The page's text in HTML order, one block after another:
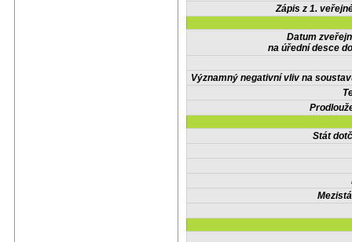
Zápis z 1.
Datum
na úřední desce
Významný negativní vliv na
Stát